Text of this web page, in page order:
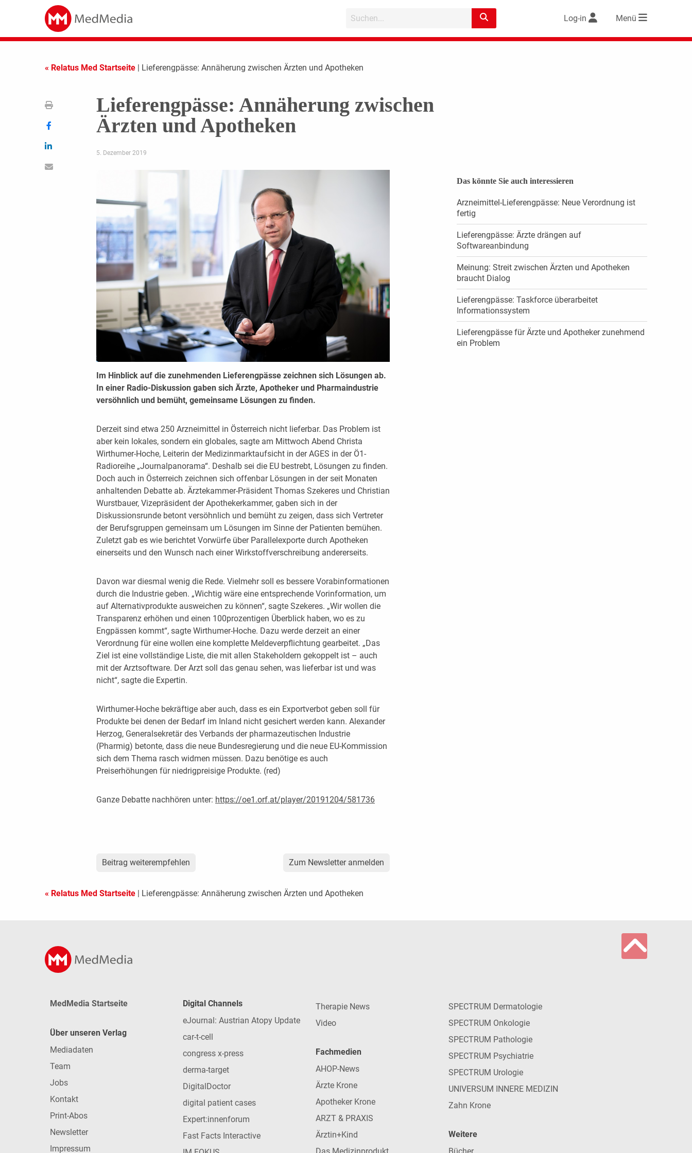
Log-in Menü
« Relatus Med Startseite | Lieferengpässe: Annäherung zwischen Ärzten und Apotheken
Lieferengpässe: Annäherung zwischen
Ärzten und Apotheken
5. Dezember 2019
Im Hinblick auf die zunehmenden Lieferengpässe zeichnen sich Lösungen ab.
In einer Radio-Diskussion gaben sich Ärzte, Apotheker und Pharmaindustrie
versöhnlich und bemüht, gemeinsame Lösungen zu finden.
Derzeit sind etwa 250 Arzneimittel in Österreich nicht lieferbar. Das Problem ist
aber kein lokales, sondern ein globales, sagte am Mittwoch Abend Christa
Wirthumer-Hoche, Leiterin der Medizinmarktaufsicht in der AGES in der Ö1-
Radioreihe „Journalpanorama“. Deshalb sei die EU bestrebt, Lösungen zu finden.
Doch auch in Österreich zeichnen sich offenbar Lösungen in der seit Monaten
anhaltenden Debatte ab. Ärztekammer-Präsident Thomas Szekeres und Christian
Wurstbauer, Vizepräsident der Apothekerkammer, gaben sich in der
Diskussionsrunde betont versöhnlich und bemüht zu zeigen, dass sich Vertreter
der Berufsgruppen gemeinsam um Lösungen im Sinne der Patienten bemühen.
Zuletzt gab es wie berichtet Vorwürfe über Parallelexporte durch Apotheken
einerseits und den Wunsch nach einer Wirkstoffverschreibung andererseits.
Davon war diesmal wenig die Rede. Vielmehr soll es bessere Vorabinformationen
durch die Industrie geben. „Wichtig wäre eine entsprechende Vorinformation, um
auf Alternativprodukte ausweichen zu können“, sagte Szekeres. „Wir wollen die
Transparenz erhöhen und einen 100prozentigen Überblick haben, wo es zu
Engpässen kommt“, sagte Wirthumer-Hoche. Dazu werde derzeit an einer
Verordnung für eine wollen eine komplette Meldeverpflichtung gearbeitet. „Das
Ziel ist eine vollständige Liste, die mit allen Stakeholdern gekoppelt ist – auch
mit der Arztsoftware. Der Arzt soll das genau sehen, was lieferbar ist und was
nicht“, sagte die Expertin.
Wirthumer-Hoche bekräftige aber auch, dass es ein Exportverbot geben soll für
Produkte bei denen der Bedarf im Inland nicht gesichert werden kann. Alexander
Herzog, Generalsekretär des Verbands der pharmazeutischen Industrie
(Pharmig) betonte, dass die neue Bundesregierung und die neue EU-Kommission
sich dem Thema rasch widmen müssen. Dazu benötige es auch
Preiserhöhungen für niedrigpreisige Produkte. (red)
Ganze Debatte nachhören unter: https://oe1.orf.at/player/20191204/581736
Beitrag weiterempfehlen Zum Newsletter anmelden
Das könnte Sie auch interessieren
Arzneimittel-Lieferengpässe: Neue Verordnung ist
fertig
Lieferengpässe: Ärzte drängen auf
Softwareanbindung
Meinung: Streit zwischen Ärzten und Apotheken
braucht Dialog
Lieferengpässe: Taskforce überarbeitet
Informationssystem
Lieferengpässe für Ärzte und Apotheker zunehmend
ein Problem
« Relatus Med Startseite | Lieferengpässe: Annäherung zwischen Ärzten und Apotheken
MedMedia Startseite
Über unseren Verlag
Mediadaten
Team
Jobs
Kontakt
Print-Abos
Newsletter
Impressum
Digital Channels
eJournal: Austrian Atopy Update
car-t-cell
congress x-press
derma-target
DigitalDoctor
digital patient cases
Expert:innenforum
Fast Facts Interactive
Therapie News
Video
Fachmedien
AHOP-News
Ärzte Krone
Apotheker Krone
ARZT & PRAXIS
Ärztin+Kind
SPECTRUM Dermatologie
SPECTRUM Onkologie
SPECTRUM Pathologie
SPECTRUM Psychiatrie
SPECTRUM Urologie
UNIVERSUM INNERE MEDIZIN
Zahn Krone
Weitere